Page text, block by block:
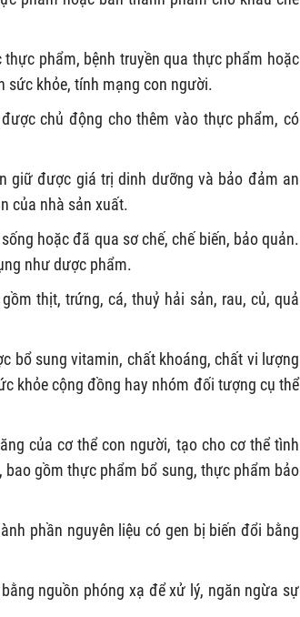
phẩm, bệnh truyền qua thực phẩm hoặc
sức khỏe, tính mạng con người.
chủ động cho thêm vào thực phẩm, có
giữ được giá trị dinh dưỡng và bảo đảm an
của nhà sản xuất.
hoặc đã qua sơ chế, chế biến, bảo quản.
như dược phẩm.
thịt, trứng, cá, thuỷ hải sản, rau, củ, quả
bổ sung vitamin, chất khoáng, chất vi lượng
khỏe cộng đồng hay nhóm đối tượng cụ thể
của cơ thể con người, tạo cho cơ thể tình
gồm thực phẩm bổ sung, thực phẩm bảo
phần nguyên liệu có gen bị biến đổi bằng
nguồn phóng xạ để xử lý, ngăn ngừa sự